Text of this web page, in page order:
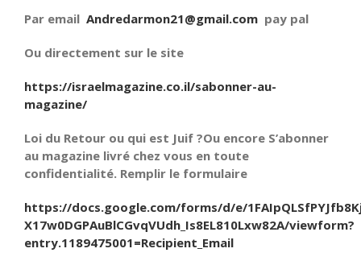
Par email Andredarmon21@gmail.com pay pal
Ou directement sur le site
https://israelmagazine.co.il/sabonner-au-
magazine/
Loi du Retour ou qui est Juif ?Ou encore S’abonner
au magazine livré chez vous en toute
confidentialité. Remplir le formulaire
https://docs.google.com/forms/d/e/
X17w0DGPAuBlCGvqVUdh_Is8EL810Lxw82A/viewform?
entry.1189475001=Recipient_Email